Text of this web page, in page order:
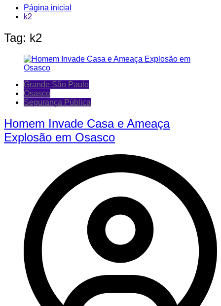
Página inicial
k2
Tag: k2
Grande São Paulo
Osasco
Segurança Pública
Homem Invade Casa e Ameaça
Explosão em Osasco